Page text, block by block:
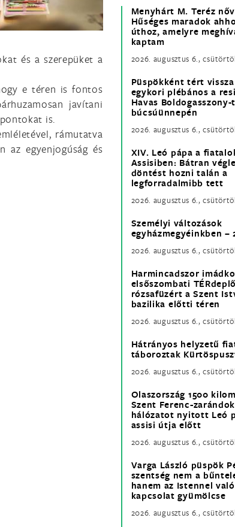
és a szerepüket a
e téren is fontos
javítani
is.
rámutatva
az egyenjogúság és
Menyhárt M. Teréz
Hűséges maradok
úthoz, amelyre
kaptam
2026. augusztus 6.,
Püspökként tért
egykori plébános a
Havas
búcsúünnepén
2026. augusztus 6.,
XIV. Leó pápa a
Assisiben: Bátran
döntést hozni talán a
legforradalmibb tett
2026. augusztus 6.,
Személyi változások
egyházmegyéinkben –
2026. augusztus 6.,
Harmincadszor
elsőszombati TÉRdeplő
rózsafüzért a Szent
bazilika előtti téren
2026. augusztus 6.,
Hátrányos helyzetű
táboroztak
2026. augusztus 6.,
Olaszország 1500
Szent Ferenc-
hálózatot nyitott Leó
assisi útja előtt
2026. augusztus 6.,
Varga László püspök
szentség nem a
hanem az Istennel való
kapcsolat gyümölcse
2026. augusztus 6.,